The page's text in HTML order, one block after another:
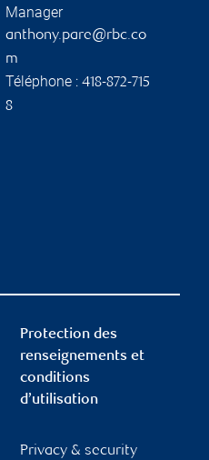
Manager
anthony.pare@rbc.co
m
Téléphone : 418-872-715
8
Protection des
renseignements et
conditions
d’utilisation
Privacy & security